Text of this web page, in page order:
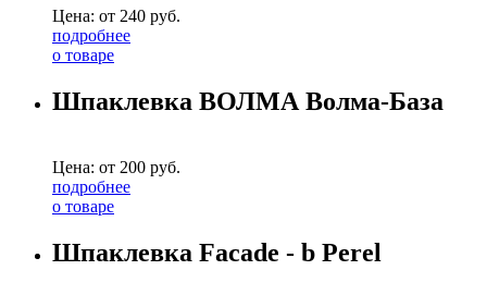
Цена: от 240 руб.
подробнее
о товаре
Шпаклевка ВОЛМА Волма-База
Цена: от 200 руб.
подробнее
о товаре
Шпаклевка Facade - b Perel